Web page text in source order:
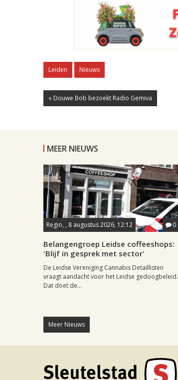
Leiden Nieuws
« Douwe Bob bezoekt Radio Gemiva
MEER NIEUWS
Regio, , 8 augustus 2026, 12:12 0
Belangengroep Leidse coffeeshops:
'Blijf in gesprek met sector'
De Leidse Vereniging Cannabis Detaillisten
vraagt aandacht voor het Leidse gedoogbeleid.
Dat doet de...
Meer Nieuws